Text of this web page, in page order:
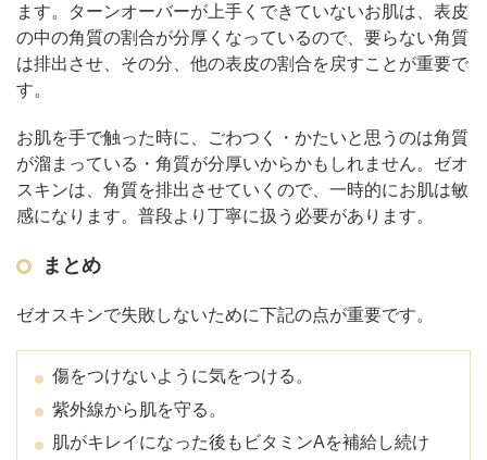
ます。ターンオーバーが上手くできていないお肌は、表皮
の中の角質の割合が分厚くなっているので、要らない角質
は排出させ、その分、他の表皮の割合を戻すことが重要で
す。
お肌を手で触った時に、ごわつく・かたいと思うのは角質
が溜まっている・角質が分厚いからかもしれません。 ゼオ
スキンは、角質を排出させていくので、一時的にお肌は敏
感になります。 普段より丁寧に扱う必要があります。
まとめ
ゼオスキンで失敗しないために下記の点が重要です。
傷をつけないように気をつける。
紫外線から肌を守る。
肌がキレイになった後もビタミンAを補給し続け